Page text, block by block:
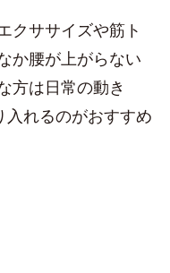
クササイズや筋ト
か腰が上がらない
方は日常の動き
入れるのがおすすめ